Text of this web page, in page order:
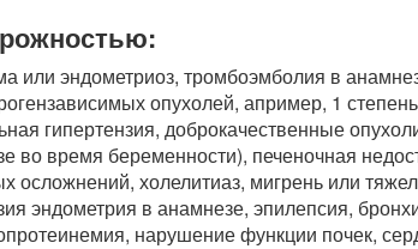
или эндометриоз, тромбоэмболия в
опухолей, апример, 1
гипертензия, доброкачественные
во время беременности), печеночная
осложнений, холелитиаз, мигрень или
эндометрия в анамнезе, эпилепсия,
нарушение функции почек,